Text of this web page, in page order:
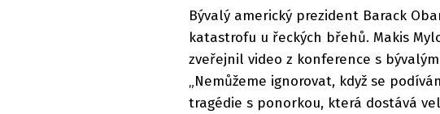
Bývalý americký prezident Barack
katastrofu u řeckých břehů. Makis
zveřejnil video z konference s
„Nemůžeme ignorovat, když se
tragédie s ponorkou, která dostává